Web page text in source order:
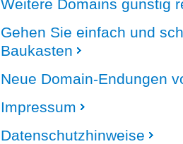
Weitere Domains günstig
Gehen Sie einfach und
Baukasten
Neue Domain-Endungen
Impressum
Datenschutzhinweise